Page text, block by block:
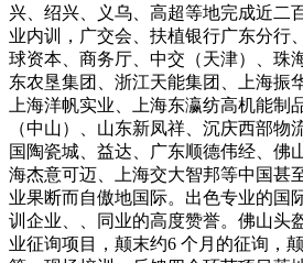
兴、绍兴、义乌、高超等地完成近二
业内训，广交会、扶植银行广东分行
球资本、商务厅、中交（天津）、珠
东农垦集团、浙江天能集团、上海振
上海洋帆实业、上海东瀛纺高机能制
（中山）、山东新凤祥、沉庆西部物
国陶瓷城、益达、广东顺德伟经、佛
海杰意可迈、上海交大智邦等中国甚
业果断而自傲地国际。出色专业的国
训企业、、同业的高度赞誉。佛山头
业征询项目，颠末约6 个月的征询，